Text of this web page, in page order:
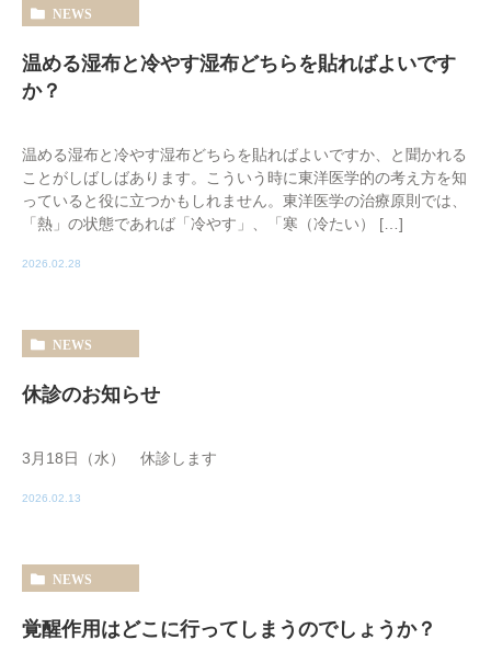
NEWS
温める湿布と冷やす湿布どちらを貼ればよいです
か？
温める湿布と冷やす湿布どちらを貼ればよいですか、と聞かれる
ことがしばしばあります。こういう時に東洋医学的の考え方を知
っていると役に立つかもしれません。東洋医学の治療原則では、
「熱」の状態であれば「冷やす」、「寒（冷たい） […]
2026.02.28
NEWS
休診のお知らせ
3月18日（水） 休診します
2026.02.13
NEWS
覚醒作用はどこに行ってしまうのでしょうか？